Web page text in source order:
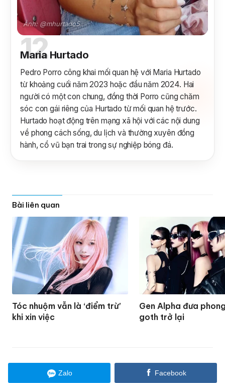
Ảnh: @mhurtado5.
12
Maria Hurtado
Pedro Porro công khai mối quan hệ với Maria Hurtado
từ khoảng cuối năm 2023 hoặc đầu năm 2024. Hai
người có một con chung, đồng thời Porro cũng chăm
sóc con gái riêng của Hurtado từ mối quan hệ trước.
Hurtado hoạt động trên mạng xã hội với các nội dung
về phong cách sống, du lịch và thường xuyên đồng
hành, cổ vũ bạn trai trong sự nghiệp bóng đá.
Bài liên quan
Tóc nhuộm vẫn là ‘điểm trừ’
khi xin việc
Gen Alpha đưa
goth trở lại
Zalo Facebook